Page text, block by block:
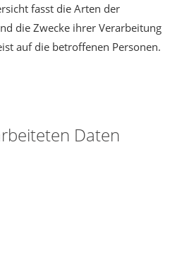
fasst die Arten der
die Zwecke ihrer Verarbeitung
auf die betroffenen Personen.
Daten